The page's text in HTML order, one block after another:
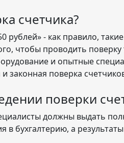
счетчика?
рублей» - как правило,
чтобы проводить поверку
и опытные
законная поверка
поверки
должны выдать
в бухгалтерию, а